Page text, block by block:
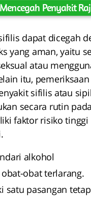
Penyakit
dapat dicegah
yang aman, yaitu
atau
itu,
sifilis atau
secara rutin
faktor risiko tinggi
alkohol
obat terlarang.
satu pasangan